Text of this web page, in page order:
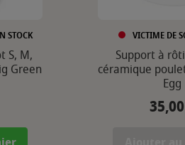
STOCK
S, M,
Green
VICTIME DE
Support à
céramique
Egg
Prix